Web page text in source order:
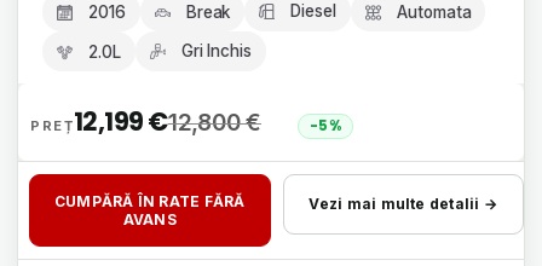
2016 Break Diesel Automata
2.0L Gri Inchis
12,800€
12,199€ -5%
CUMPĂRĂ ÎN RATE FĂRĂ
AVANS
Vezi mai multe detalii →